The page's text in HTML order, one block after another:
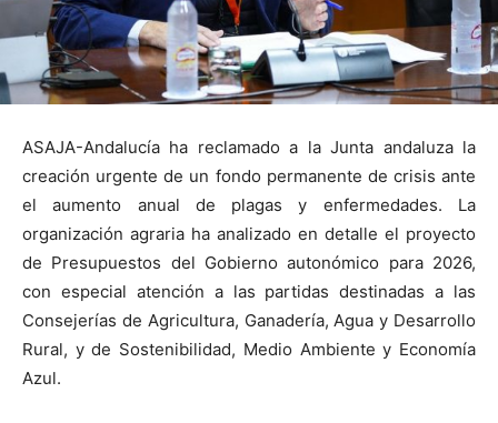
ASAJA-Andalucía ha reclamado a la Junta andaluza la
creación urgente de un fondo permanente de crisis ante
el aumento anual de plagas y enfermedades. La
organización agraria ha analizado en detalle el proyecto
de Presupuestos del Gobierno autonómico para 2026,
con especial atención a las partidas destinadas a las
Consejerías de Agricultura, Ganadería, Agua y Desarrollo
Rural, y de Sostenibilidad, Medio Ambiente y Economía
Azul.